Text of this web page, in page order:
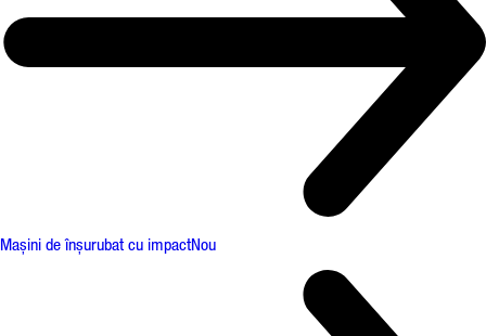
Mașini de înșurubat cu impactNou